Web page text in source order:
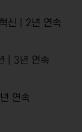
신 | 2년 연속
| 3년 연속
연속